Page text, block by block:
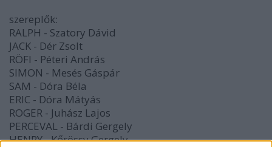
szereplők:
RALPH - Szatory Dávid
JACK - Dér Zsolt
RÖFI - Péteri András
SIMON - Mesés Gáspár
SAM - Dóra Béla
ERIC - Dóra Mátyás
ROGER - Juhász Lajos
PERCEVAL - Bárdi Gergely
HENRY - Kőrössy Gergely